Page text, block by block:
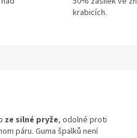
krabicích.
ze silné pryže, odolné proti
páru. Guma špalků není